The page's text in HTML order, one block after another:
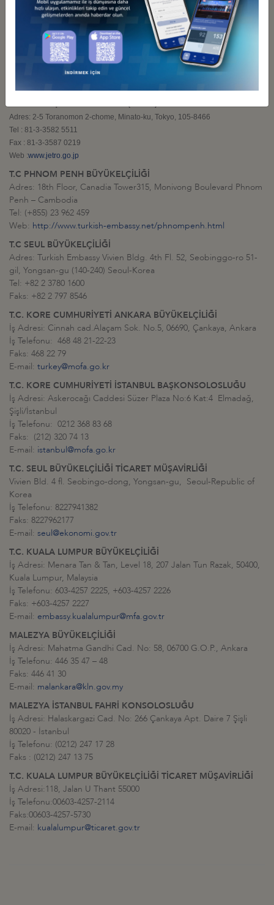
Tel: +90-(0)-312-446 05 00
Faks: +90-(0)-312-437 18 12
JAPON EKONOMİ, SANAYİ VE TİCARRET BAKANLIĞI (METI)
Adres: Kasumigaseki 1-3-1,Chiyoda-ku,Tokyo, 100-8901
Tel : 81-3-3501-1511
Adres: 2-5 Toranomon 2-chome, Minato-ku, Tokyo, 105-8466
Tel : 81-3-3582 5511
Fax : 81-3-3587 0219
Web :www.jetro.go.jp
T.C PHNOM PENH BÜYÜKELÇİLİĞİ
Adres: 18th Floor, Canadia Tower315, Monivong Boulevard Phnom
Penh – Cambodia
Tel: (+855) 23 962 459
Web: http://www.turkish-embassy.net/phnompenh.html
T.C SEUL BÜYÜKELÇİLİĞİ
Adres: Turkish Embassy Vivien Bldg. 4th Fl. 52, Seobinggo-ro 51-
gil, Yongsan-gu (140-240) Seoul-Korea
Tel: +82 2 3780 1600
Faks: +82 2 797 8546
T.C. KORE CUMHURİYETİ ANKARA BÜYÜKELÇİLİĞİ
İş Adresi: Cinnah cad.Alaçam Sok. No.5, 06690, Çankaya, Ankara
İş Telefonu: 468 48 21-22-23
Faks: 468 22 79
E-mail: turkey@mofa.go.kr
T.C. KORE CUMHURİYETİ İSTANBUL BAŞKONSOLOSLUĞU
İş Adresi: Askerocağı Caddesi Süzer Plaza No:6 Kat:4 Elmadağ,
Şişli/İstanbul
İş Telefonu: 0212 368 83 68
Faks: (212) 320 74 13
E-mail: istanbul@mofa.go.kr
T.C. SEUL BÜYÜKELÇİLİĞİ TİCARET MÜŞAVİRLİĞİ
Vivien Bld. 4 fl. Seobingo-dong, Yongsan-gu, Seoul-Republic of
Korea
İş Telefonu: 8227941382
Faks: 8227962177
E-mail: seul@ekonomi.gov.tr
T.C. KUALA LUMPUR BÜYÜKELÇİLİĞİ
İş Adresi: Menara Tan & Tan, Level 18, 207 Jalan Tun Razak, 50400,
Kuala Lumpur, Malaysia
İş Telefonu: 603-4257 2225, +603-4257 2226
Faks: +603-4257 2227
E-mail: embassy.kualalumpur@mfa.gov.tr
MALEZYA BÜYÜKELÇİLİĞİ
İş Adresi: Mahatma Gandhi Cad. No: 58, 06700 G.O.P., Ankara
İş Telefonu: 446 35 47 – 48
Faks: 446 41 30
E-mail: malankara@kln.gov.my
MALEZYA İSTANBUL FAHRİ KONSOLOSLUĞU
İş Adresi: Halaskargazi Cad. No: 266 Çankaya Apt. Daire 7 Şişli
80020 - İstanbul
İş Telefonu: (0212) 247 17 28
Faks : (0212) 247 13 75
T.C. KUALA LUMPUR BÜYÜKELÇİLİĞİ TİCARET MÜŞAVİRLİĞİ
İş Adresi:118, Jalan U Thant 55000
İş Telefonu:00603-4257-2114
Faks:00603-4257-5730
E-mail: kualalumpur@ticaret.gov.tr